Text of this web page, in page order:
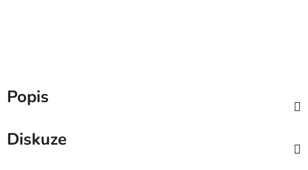
Popis
Diskuze